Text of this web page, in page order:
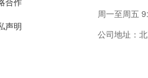
声明
周一至周五
公司地址：